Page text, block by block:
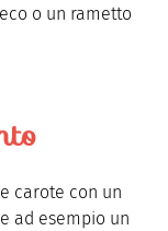
o un rametto
carote con un
ad esempio un